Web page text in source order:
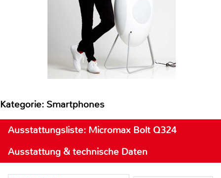
Kategorie: Smartphones
Ausstattungsliste: Micromax Bolt Q324
Ausstattung & technische Daten